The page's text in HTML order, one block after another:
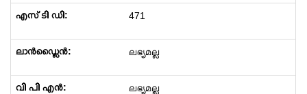
471
ലഭ്യമല്ല
ലഭ്യമല്ല